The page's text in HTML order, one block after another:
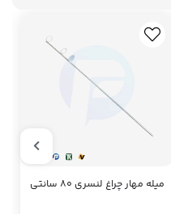
میله مهار چراغ لنسری 80 سانتی